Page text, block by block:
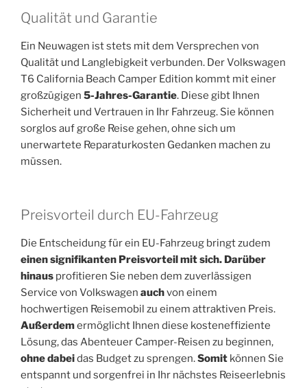
Qualität und Garantie
Ein Neuwagen ist stets mit dem Versprechen von
Qualität und Langlebigkeit verbunden. Der Volkswagen
T6 California Beach Camper Edition kommt mit einer
großzügigen 5-Jahres-Garantie. Diese gibt Ihnen
Sicherheit und Vertrauen in Ihr Fahrzeug. Sie können
sorglos auf große Reise gehen, ohne sich um
unerwartete Reparaturkosten Gedanken machen zu
müssen.
Preisvorteil durch EU-Fahrzeug
Die Entscheidung für ein EU-Fahrzeug bringt zudem
einen signifikanten Preisvorteil mit sich. Darüber
hinaus profitieren Sie neben dem zuverlässigen
Service von Volkswagen auchvon einem
hochwertigen Reisemobil zu einem attraktiven Preis.
Außerdemermöglicht Ihnen diese kosteneffiziente
Lösung, das Abenteuer Camper-Reisen zu beginnen,
ohne dabeidas Budget zu sprengen.Somit können Sie
entspannt und sorgenfrei in Ihr nächstes Reiseerlebnis